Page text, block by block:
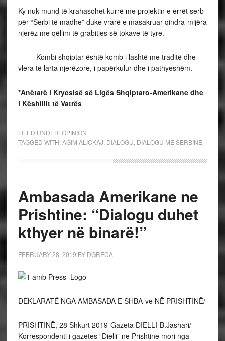
Ky nuk mund të krahasohet kurrë me projektin e errët serb
për “Serbi të madhe” duke vrarë e masakruar qindra-mijëra
njerëz me qëllim të grabitjes së tokave të tyre.
Kombi shqiptar është komb i lashtë me traditë dhe
vlera të larta njerëzore, i papërkulur dhe i pathyeshëm.
*Anëtarë i Kryesisë së Ligës Shqiptaro-Amerikane dhe
i Këshillit të Vatrës
FILED UNDER:OPINION
TAGGED WITH:AGIM ALICKAJ DIALOGU DIALOGU ME SERBINE
Ambasada Amerikane ne
Prishtine: “Dialogu duhet
kthyer në binarë!”
FEBRUARY 28, 2019 BY DGRECA
DEKLARATË NGA AMBASADA E SHBA-ve NË PRISHTINË/
PRISHTINË, 28 Shkurt 2019-Gazeta DIELLI-B.Jashari/
Korrespondenti i gazetes “Dielli” ne Prishtine mori nga